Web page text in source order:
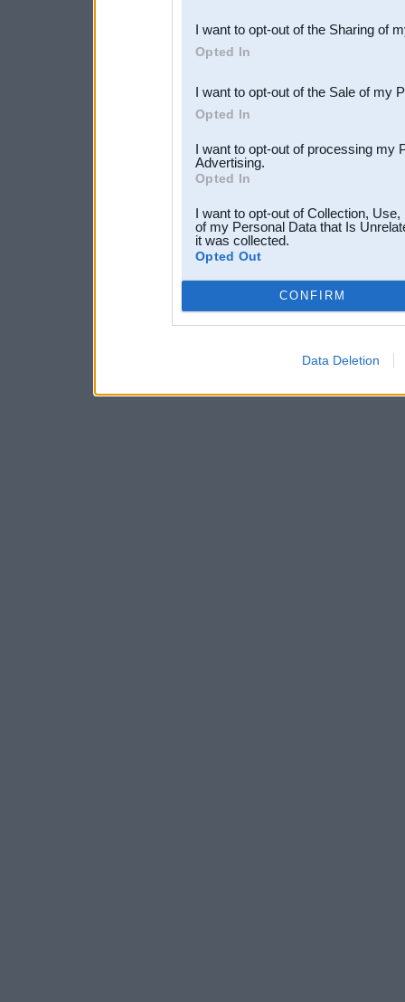
Downstream Participants
third parties.
I want to opt-out of the Sharing of
Opted In
I want to opt-out of the Sale of my
Opted In
I want to opt-out of processing my
Advertising.
Opted In
I want to opt-out of Collection,
of my Personal Data that Is
it was collected.
Opted Out
CONFIRM
Data Deletion